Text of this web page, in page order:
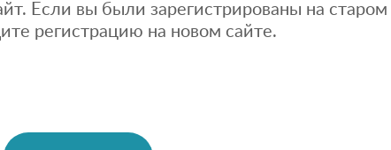
Если вы были зарегистрированы на
регистрацию на новом сайте.